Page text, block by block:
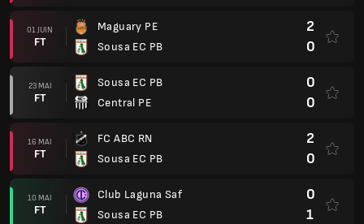
01 JUIN
FT
Maguary PE
Sousa EC PB
2
0
23 MAI
FT
Sousa EC PB
Central PE
0
0
16 MAI
FT
FC ABC RN
Sousa EC PB
2
0
10 MAI
FT
Club Laguna Saf
Sousa EC PB
0
1